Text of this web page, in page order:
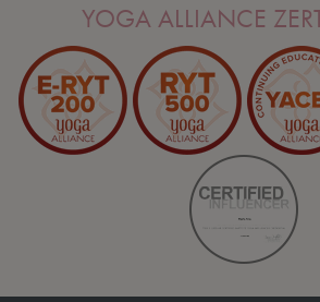
YOGA ALLIANCE